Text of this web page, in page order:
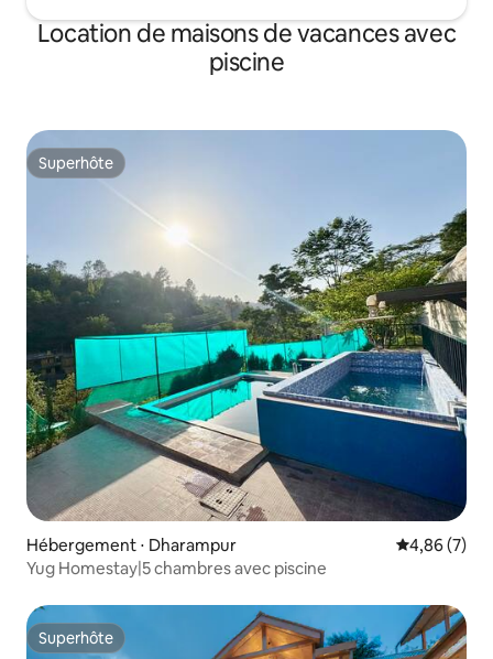
Location de maisons de vacances avec
piscine
Superhôte
Superhôte
Hébergement ⋅ Dharampur Évaluation
4,86 (7)
Yug Homestay|5 chambres avec piscine
Superhôte
Superhôte